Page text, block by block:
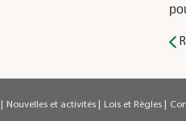
| Nouvelles et activités | Lois et Règles |